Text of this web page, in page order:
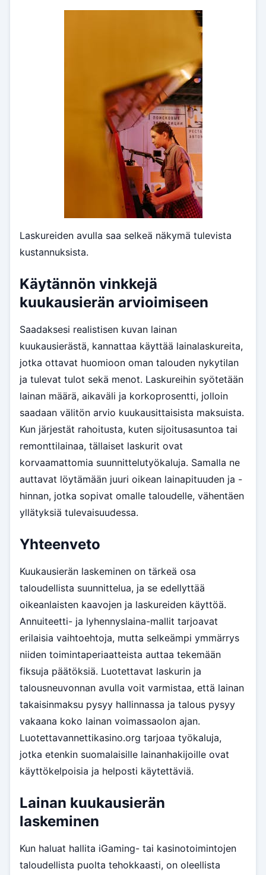
Laskureiden avulla saa selkeä näkymä tulevista
kustannuksista.
Käytännön vinkkejä
kuukausierän arvioimiseen
Saadaksesi realistisen kuvan lainan
kuukausierästä, kannattaa käyttää lainalaskureita,
jotka ottavat huomioon oman talouden nykytilan
ja tulevat tulot sekä menot. Laskureihin syötetään
lainan määrä, aikaväli ja korkoprosentti, jolloin
saadaan välitön arvio kuukausittaisista maksuista.
Kun järjestät rahoitusta, kuten sijoitusasuntoa tai
remonttilainaa, tällaiset laskurit ovat
korvaamattomia suunnittelutyökaluja. Samalla ne
auttavat löytämään juuri oikean lainapituuden ja -
hinnan, jotka sopivat omalle taloudelle, vähentäen
yllätyksiä tulevaisuudessa.
Yhteenveto
Kuukausierän laskeminen on tärkeä osa
taloudellista suunnittelua, ja se edellyttää
oikeanlaisten kaavojen ja laskureiden käyttöä.
Annuiteetti- ja lyhennyslaina-mallit tarjoavat
erilaisia vaihtoehtoja, mutta selkeämpi ymmärrys
niiden toimintaperiaatteista auttaa tekemään
fiksuja päätöksiä. Luotettavat laskurin ja
talousneuvonnan avulla voit varmistaa, että lainan
takaisinmaksu pysyy hallinnassa ja talous pysyy
vakaana koko lainan voimassaolon ajan.
Luotettavannettikasino.org tarjoaa työkaluja,
jotka etenkin suomalaisille lainanhakijoille ovat
käyttökelpoisia ja helposti käytettäviä.
Lainan kuukausierän
laskeminen
Kun haluat hallita iGaming- tai kasinotoimintojen
taloudellista puolta tehokkaasti, on oleellista